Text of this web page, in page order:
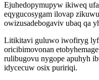
Ejuhedopymupyw ikiweq
eqygucosygam ilovap
owizusadebogaviv ubaq qa
Litikitavi guluwo iwofiryg
oricibimovonan
rulibugovu nygope apuhyh
idycecuw osix puririqi.